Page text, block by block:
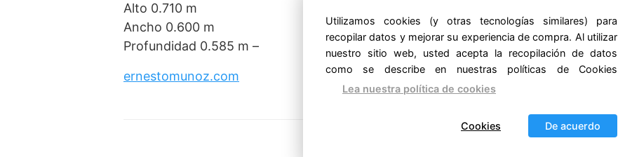
Alto 0.710 m
Ancho 0.600 m
Profundidad 0.585 m –
ernestomunoz.com
Utilizamos cookies (y otras tecnologías similares) para
recopilar datos y mejorar su experiencia de compra. Al utilizar
nuestro sitio web, usted acepta la recopilación de datos
como se describe en nuestras políticas de Cookies
Lea nuestra política de cookies
De acuerdo
Cookies